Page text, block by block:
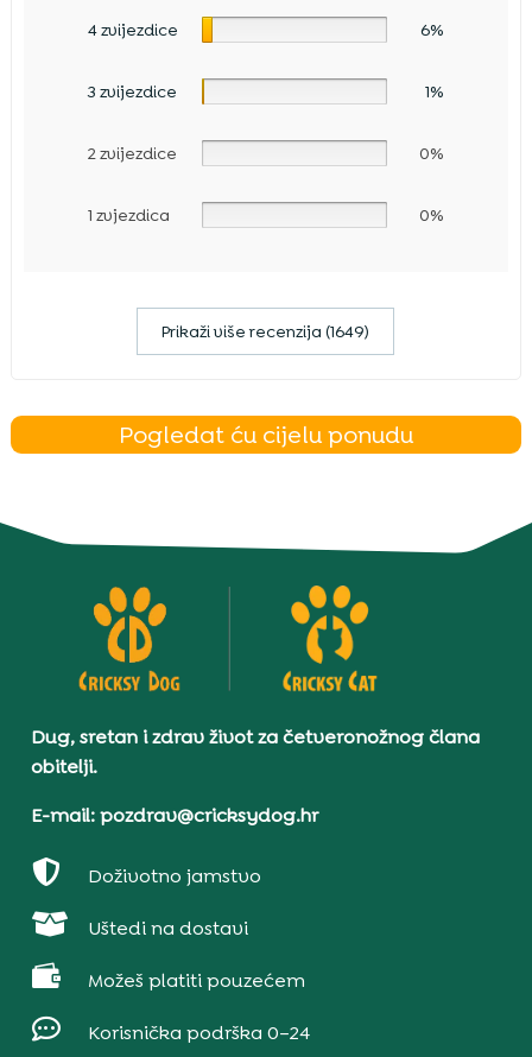
4 zvijezdice 6%
3 zvijezdice 1%
2 zvijezdice 0%
1 zvjezdica 0%
Prikaži više recenzija (1649)
Pogledat ću cijelu ponudu
Dug, sretan i zdrav život za četveronožnog člana
obitelji.
E-mail: pozdrav@cricksydog.hr
 Doživotno jamstvo
 Uštedi na dostavi
 Možeš platiti pouzećem
 Korisnička podrška 0–24